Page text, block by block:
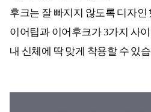
후크는 잘 빠지지 않도록 디자인
이어팁과 이어후크가 3가지 사
내 신체에 딱 맞게 착용할 수 있